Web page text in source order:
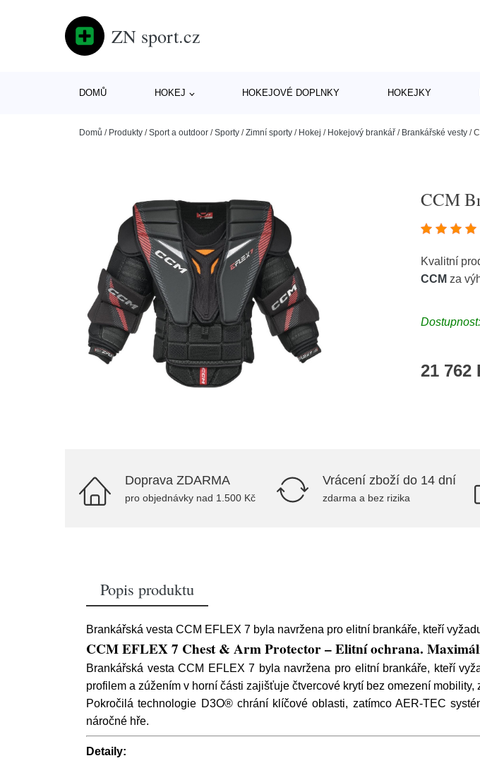
ZN sport.cz
DOMŮ HOKEJ HOKEJOVÉ DOPLNKY HOKEJKY
Domů / Produkty /Sport a outdoor /Sporty /Zimní sporty / Hokej / Hokejový brankář / Brankářské vesty /
CCM
Kvalitní
CCM za
21 762
Doprava ZDARMA
pro objednávky nad 1.500 Kč
Vrácení zboží do 14 dní
zdarma a bez rizika
Popis produktu
Brankářská vesta CCM EFLEX 7 byla navržena pro elitní brankáře, kteří
CCM EFLEX 7 Chest & Arm Protector – Elitní ochrana.
Brankářská vesta CCM EFLEX 7 byla navržena pro elitní brankáře, kteří
profilem a zúžením v horní části zajišťuje čtvercové krytí bez omezení
Pokročilá technologie D3O® chrání klíčové oblasti, zatímco AER-TEC
náročné hře.
Detaily: